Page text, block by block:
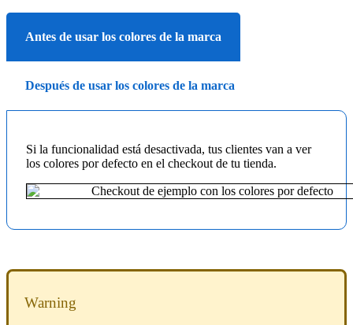
Antes de usar los colores de la marca
Después de usar los colores de la marca
Si la funcionalidad está desactivada, tus clientes van a ver
los colores por defecto en el checkout de tu tienda.
Warning